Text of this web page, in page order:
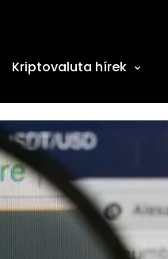
Kriptovaluta hírek